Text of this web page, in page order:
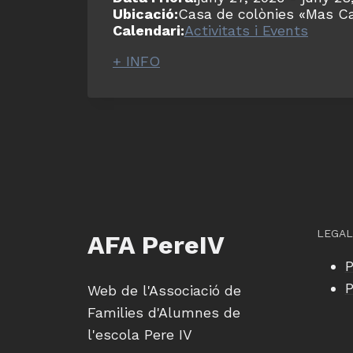
Ubicació:Casa de colònies «Mas
Calendari:Activitats i Events
+ INFO
AFA PereIV
Web de l'Associació de
Families d'Alumnes de
l'escola Pere IV
LEGAL